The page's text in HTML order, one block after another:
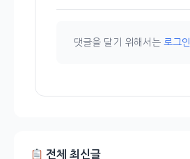
댓글을 달기 위해서는 로그인
전체 최신글